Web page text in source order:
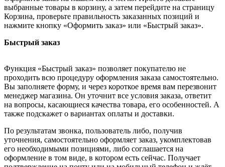
выбранные товары в корзину, а затем перейдите на страницу
Корзина, проверьте правильность заказанных позиций и
нажмите кнопку «Оформить заказ» или «Быстрый заказ».
Быстрый заказ
Функция «Быстрый заказ» позволяет покупателю не
проходить всю процедуру оформления заказа самостоятельно.
Вы заполняете форму, и через короткое время вам перезвонит
менеджер магазина. Он уточнит все условия заказа, ответит
на вопросы, касающиеся качества товара, его особенностей. А
также подскажет о вариантах оплаты и доставки.
По результатам звонка, пользователь либо, получив
уточнения, самостоятельно оформляет заказ, укомплектовав
его необходимыми позициями, либо соглашается на
оформление в том виде, в котором есть сейчас. Получает